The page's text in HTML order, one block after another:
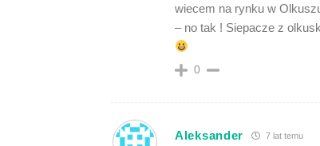
wiecem na rynku w
– no tak ! Siepacze z
0
Aleksander 7 lat temu